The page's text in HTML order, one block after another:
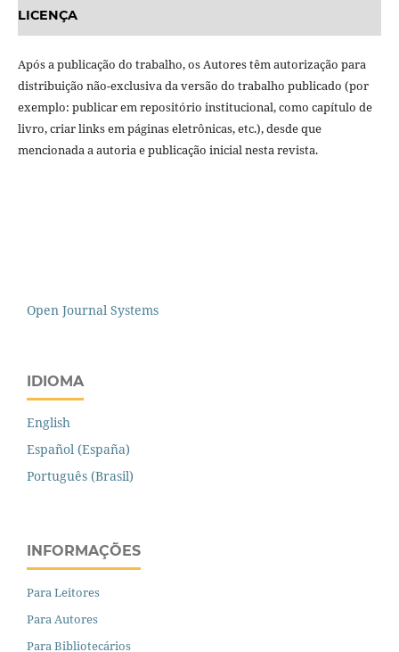
LICENÇA
Após a publicação do trabalho, os Autores têm autorização para
distribuição não-exclusiva da versão do trabalho publicado (por
exemplo: publicar em repositório institucional, como capítulo de
livro, criar links em páginas eletrônicas, etc.), desde que
mencionada a autoria e publicação inicial nesta revista.
Open Journal Systems
IDIOMA
English
Español (España)
Português (Brasil)
INFORMAÇÕES
Para Leitores
Para Autores
Para Bibliotecários